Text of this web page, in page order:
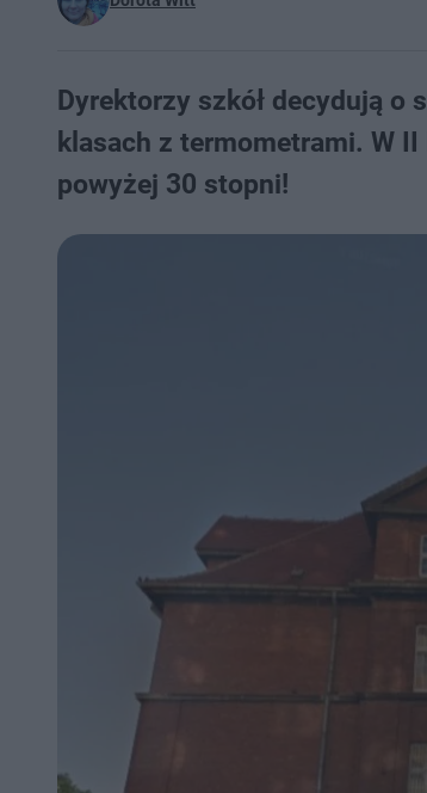
Dyrektorzy szkół decydują o
klasach z termometrami. W
powyżej 30 stopni!